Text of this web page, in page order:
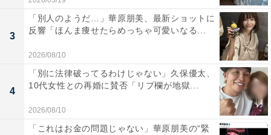
3
「別人のようだ…」華原朋美、最新ショットに
反響「ほんま痩せたらめっちゃ可愛いなる...
2026/08/10
4
「別に法律破ってるわけじゃない」久保優太、
10代女性との再婚に賛否「リプ欄が地獄...
2026/08/10
「これはお金の問題じゃない」華原朋美の“緊